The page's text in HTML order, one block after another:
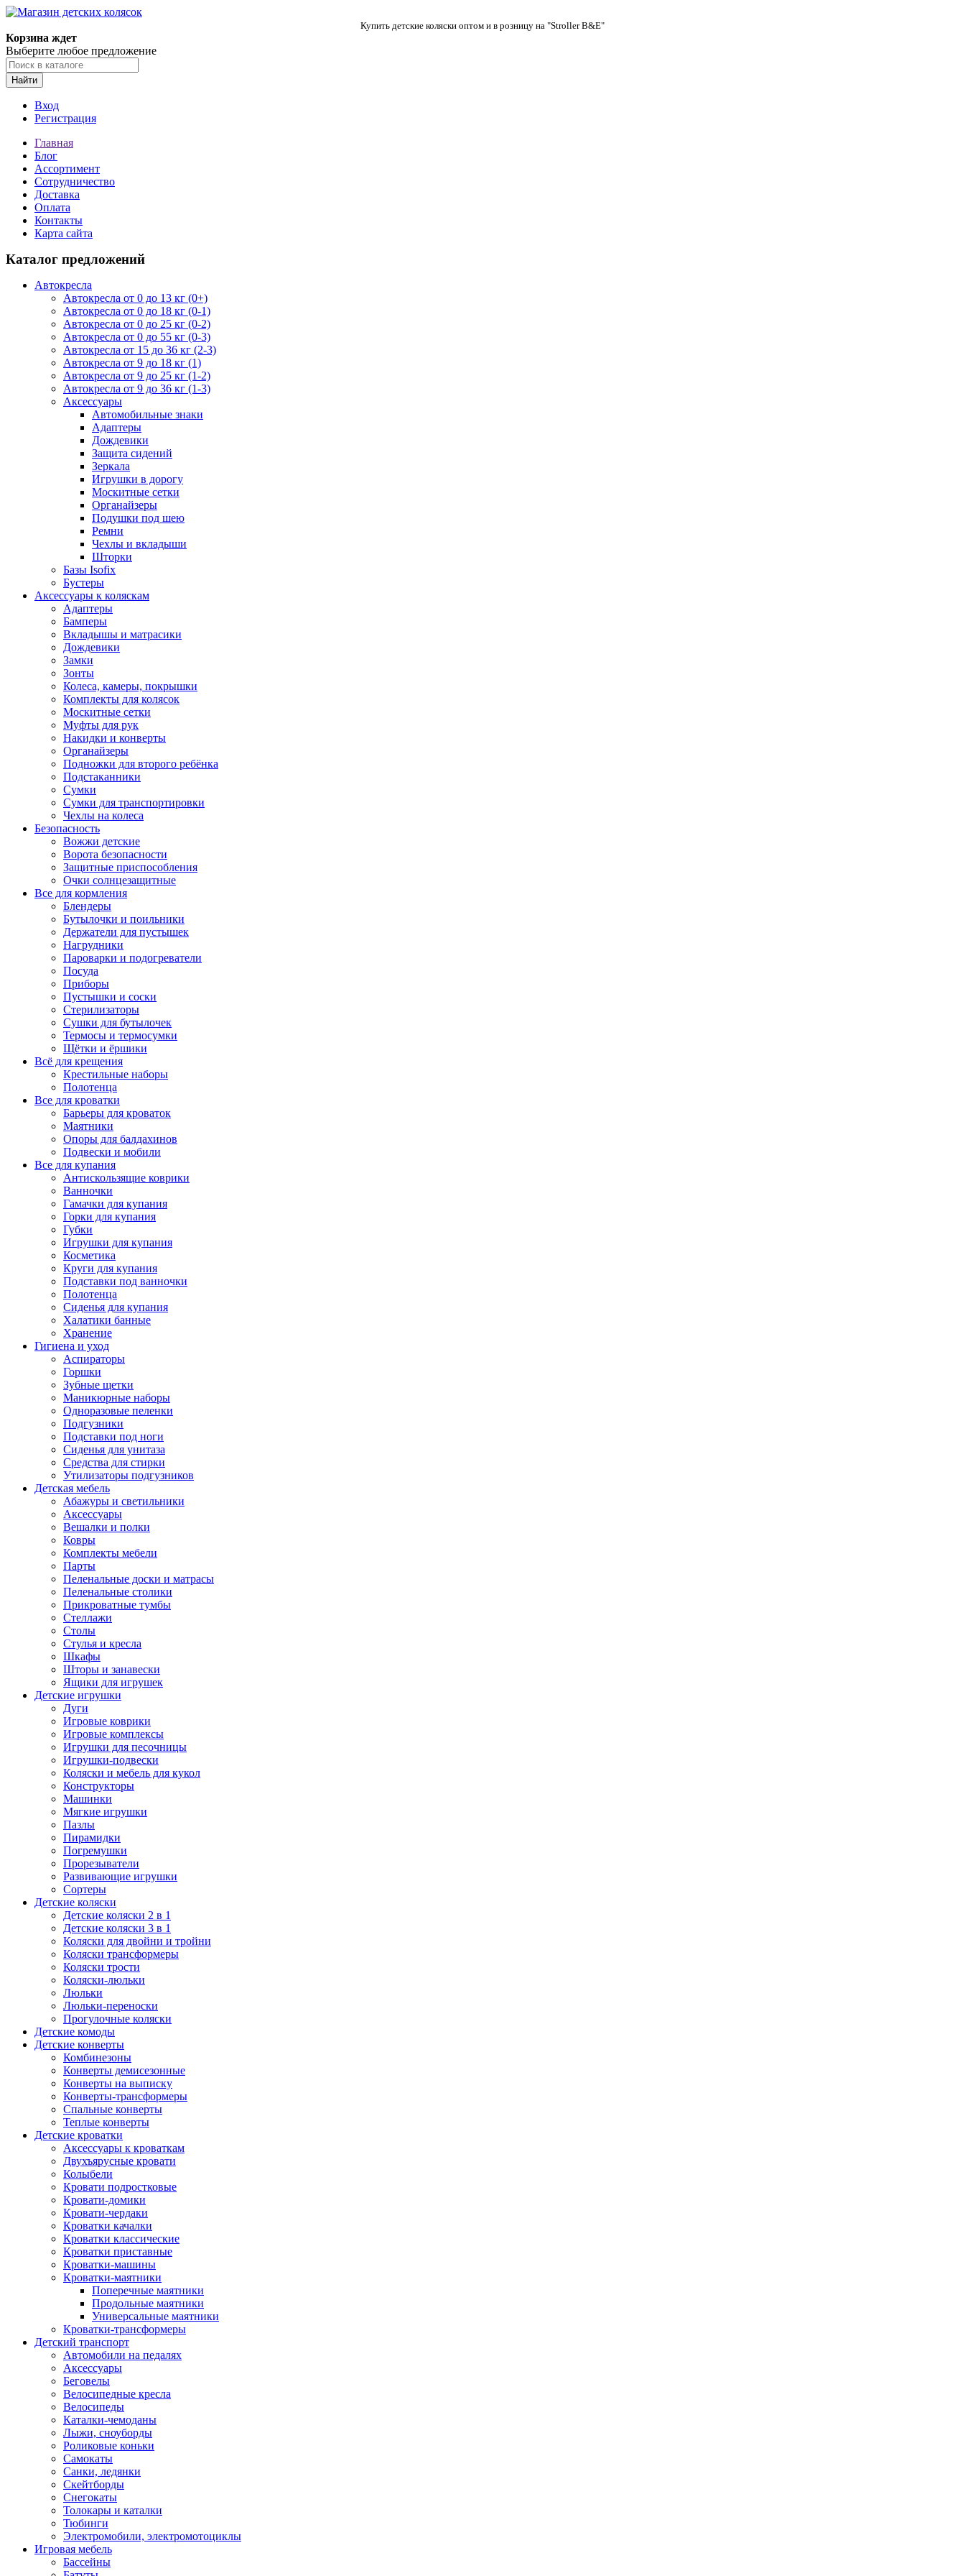
Купить детские коляски оптом и в розницу на "Stroller B&E"
Корзина ждет
Выберите любое предложение
Найти
Вход
Регистрация
Главная
Блог
Ассортимент
Сотрудничество
Доставка
Оплата
Контакты
Карта сайта
Каталог предложений
Автокресла
Автокресла от 0 до 13 кг (0+)
Автокресла от 0 до 18 кг (0-1)
Автокресла от 0 до 25 кг (0-2)
Автокресла от 0 до 55 кг (0-3)
Автокресла от 15 до 36 кг (2-3)
Автокресла от 9 до 18 кг (1)
Автокресла от 9 до 25 кг (1-2)
Автокресла от 9 до 36 кг (1-3)
Аксессуары
Автомобильные знаки
Адаптеры
Дождевики
Защита сидений
Зеркала
Игрушки в дорогу
Москитные сетки
Органайзеры
Подушки под шею
Ремни
Чехлы и вкладыши
Шторки
Базы Isofix
Бустеры
Аксессуары к коляскам
Адаптеры
Бамперы
Вкладышы и матрасики
Дождевики
Замки
Зонты
Колеса, камеры, покрышки
Комплекты для колясок
Москитные сетки
Муфты для рук
Накидки и конверты
Органайзеры
Подножки для второго ребёнка
Подстаканники
Сумки
Сумки для транспортировки
Чехлы на колеса
Безопасность
Вожжи детские
Ворота безопасности
Защитные приспособления
Очки солнцезащитные
Все для кормления
Блендеры
Бутылочки и поильники
Держатели для пустышек
Нагрудники
Пароварки и подогреватели
Посуда
Приборы
Пустышки и соски
Стерилизаторы
Сушки для бутылочек
Термосы и термосумки
Щётки и ёршики
Всё для крещения
Крестильные наборы
Полотенца
Все для кроватки
Барьеры для кроваток
Маятники
Опоры для балдахинов
Подвески и мобили
Все для купания
Антискользящие коврики
Ванночки
Гамачки для купания
Горки для купания
Губки
Игрушки для купания
Косметика
Круги для купания
Подставки под ванночки
Полотенца
Сиденья для купания
Халатики банные
Хранение
Гигиена и уход
Аспираторы
Горшки
Зубные щетки
Маникюрные наборы
Одноразовые пеленки
Подгузники
Подставки под ноги
Сиденья для унитаза
Средства для стирки
Утилизаторы подгузников
Детская мебель
Абажуры и светильники
Аксессуары
Вешалки и полки
Ковры
Комплекты мебели
Парты
Пеленальные доски и матрасы
Пеленальные столики
Прикроватные тумбы
Стеллажи
Столы
Стулья и кресла
Шкафы
Шторы и занавески
Ящики для игрушек
Детские игрушки
Дуги
Игровые коврики
Игровые комплексы
Игрушки для песочницы
Игрушки-подвески
Коляски и мебель для кукол
Конструкторы
Машинки
Мягкие игрушки
Пазлы
Пирамидки
Погремушки
Прорезыватели
Развивающие игрушки
Сортеры
Детские коляски
Детские коляски 2 в 1
Детские коляски 3 в 1
Коляски для двойни и тройни
Коляски трансформеры
Коляски трости
Коляски-люльки
Люльки
Люльки-переноски
Прогулочные коляски
Детские комоды
Детские конверты
Комбинезоны
Конверты демисезонные
Конверты на выписку
Конверты-трансформеры
Спальные конверты
Теплые конверты
Детские кроватки
Аксессуары к кроваткам
Двухъярусные кровати
Колыбели
Кровати подростковые
Кровати-домики
Кровати-чердаки
Кроватки качалки
Кроватки классические
Кроватки приставные
Кроватки-машины
Кроватки-маятники
Поперечные маятники
Продольные маятники
Универсальные маятники
Кроватки-трансформеры
Детский транспорт
Автомобили на педалях
Аксессуары
Беговелы
Велосипедные кресла
Велосипеды
Каталки-чемоданы
Лыжи, сноуборды
Роликовые коньки
Самокаты
Санки, ледянки
Скейтборды
Снегокаты
Толокары и каталки
Тюбинги
Электромобили, электромотоциклы
Игровая мебель
Бассейны